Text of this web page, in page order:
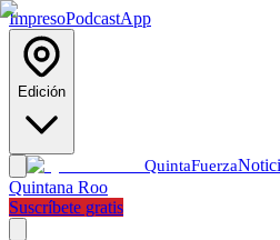
ImpresoPodcastApp
Edición
QuintaFuerza
Quintana Roo
Suscríbete gratis